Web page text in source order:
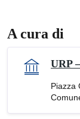
A cura di
URP
Piazza